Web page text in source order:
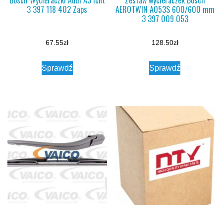
3 397 118 402 Zaps
67.55zł
Sprawdź
AEROTWIN A053S 600/600 mm
3 397 009 053
128.50zł
Sprawdź